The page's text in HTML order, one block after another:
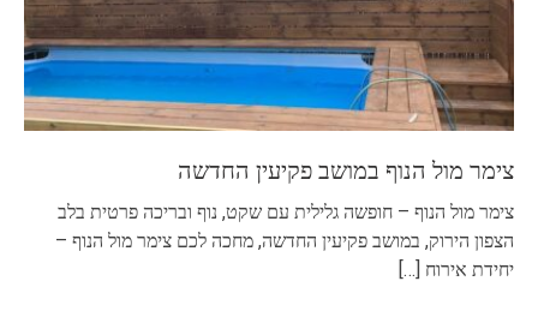
צימר מול הנוף במושב פקיעין החדשה
צימר מול הנוף – חופשה גלילית עם שקט, נוף ובריכה פרטית בלב
הצפון הירוק, במושב פקיעין החדשה, מחכה לכם צימר מול הנוף –
יחידת אירוח […]